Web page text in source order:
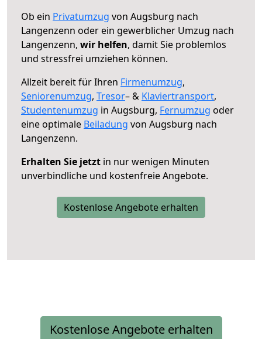
Ob ein Privatumzug von Augsburg nach
Langenzenn oder ein gewerblicher Umzug nach
Langenzenn, wir helfen, damit Sie problemlos
und stressfrei umziehen können.
Allzeit bereit für Ihren Firmenumzug,
Seniorenumzug, Tresor– & Klaviertransport,
Studentenumzug in Augsburg, Fernumzug oder
eine optimale Beiladung von Augsburg nach
Langenzenn.
Erhalten Sie jetzt in nur wenigen Minuten
unverbindliche und kostenfreie Angebote.
Kostenlose Angebote erhalten
Kostenlose Angebote erhalten